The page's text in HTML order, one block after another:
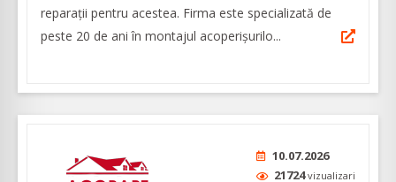
reparații pentru acestea. Firma este specializată de
peste 20 de ani în montajul acoperișurilo...
10.07.2026
21724vizualizari